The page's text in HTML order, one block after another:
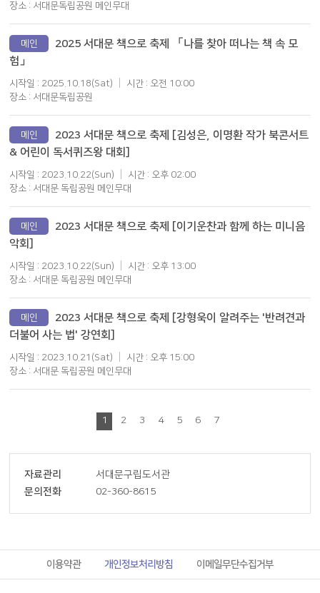
장소 : 서대문독립공원 메인무대
메인
2025 서대문 책으로 축제 「나를 찾아 떠나는 책 속 모
험」
시작일 : 2025.10.18(Sat)
시간 : 오전 10:00
장소 : 서대문독립공원
메인
2023 서대문 책으로 축제 [김성은, 이명환 작가 북콘서트
& 어린이 독서퀴즈왕 대회]
시작일 : 2023.10.22(Sun)
시간 : 오후 02:00
장소 : 서대문 독립공원 메인무대
메인
2023 서대문 책으로 축제 [이기운찬과 함께 하는 미니음
악회]
시작일 : 2023.10.22(Sun)
시간 : 오후 13:00
장소 : 서대문 독립공원 메인무대
메인
2023 서대문 책으로 축제 [강형욱이 알려주는 '반려견과
더불어 사는 법' 강연회]
시작일 : 2023.10.21(Sat)
시간 : 오후 15:00
장소 : 서대문 독립공원 메인무대
1 2 3 4 5 6 7
자료관리
서대문구립도서관
문의전화
02-360-8615
이용약관 개인정보처리방침 이메일무단수집거부